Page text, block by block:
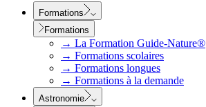
Formations
Formations
→ La Formation Guide-Nature®
→ Formations scolaires
→ Formations longues
→ Formations à la demande
Astronomie